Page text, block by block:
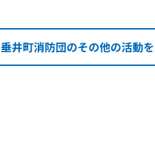
垂井町消防団のその他の活動